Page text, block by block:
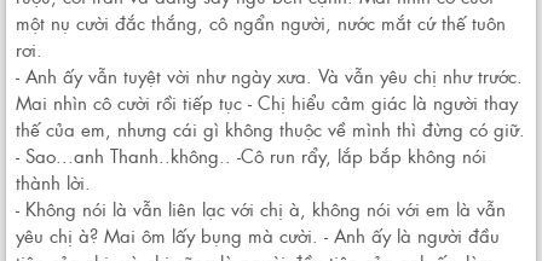
một nụ cười đắc thắng, cô ngẩn người, nước mắt cứ thế tuôn
rơi.
- Anh ấy vẫn tuyệt vời như ngày xưa. Và vẫn yêu chị như trước.
Mai nhìn cô cười rồi tiếp tục - Chị hiểu cảm giác là người thay
thế của em, nhưng cái gì không thuộc về mình thì đừng có giữ.
- Sao...anh Thanh..không.. -Cô run rẩy, lắp bắp không nói
thành lời.
- Không nói là vẫn liên lạc với chị à, không nói với em là vẫn
yêu chị à? Mai ôm lấy bụng mà cười. - Anh ấy là người đầu